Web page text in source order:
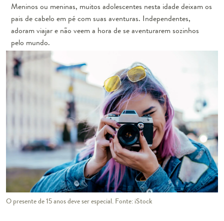
Meninos ou meninas, muitos adolescentes nesta idade deixam os
pais de cabelo em pé com suas aventuras. Independentes,
adoram viajar e não veem a hora de se aventurarem sozinhos
pelo mundo.
O presente de 15 anos deve ser especial. Fonte: iStock